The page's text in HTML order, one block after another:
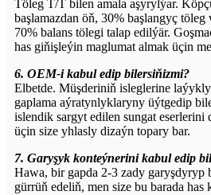
Töleg T/T bilen amala aşyrylýar.
başlamazdan öň, 30% başlangyç
70% balans tölegi talap edilýär.
has giňişleýin maglumat almak üçin
6. OEM-i kabul edip bilersiňizmi?
Elbetde. Müşderiniň isleglerine
gaplama aýratynlyklaryny üýtgedip
islendik sargyt edilen sungat eserlerini
üçin size yhlasly dizaýn topary bar.
7. Garyşyk konteýnerini kabul edip
Hawa, bir gapda 2-3 zady
gürrüň edeliň, men size bu barada has